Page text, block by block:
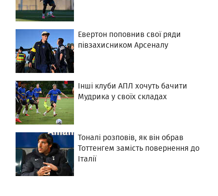
Евертон поповнив свої ряди
півзахисником Арсеналу
Інші клуби АПЛ хочуть бачити
Мудрика у своїх складах
Тоналі розповів, як він обрав
Тоттенгем замість повернення до
Італії